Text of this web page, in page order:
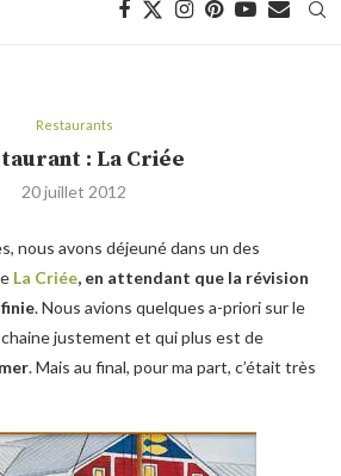
Restaurants
: La Criée
20 juillet 2012
nous avons déjeuné dans un des
La Criée, en attendant que la révision
. Nous avions quelques a-priori sur le
chaine justement et qui plus est de
. Mais au final, pour ma part, c’était très